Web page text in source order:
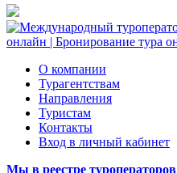
О компании
Турагентствам
Направления
Туристам
Контакты
Вход в личный кабинет
Мы в реестре туроператоров